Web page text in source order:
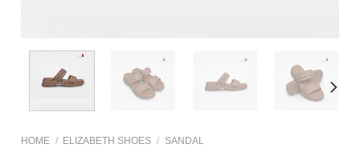
HOME / ELIZABETH SHOES / SANDAL